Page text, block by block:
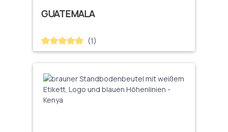
GUATEMALA
Durchschnittliche Bewertung von 5 von 5 Sternen
(1)